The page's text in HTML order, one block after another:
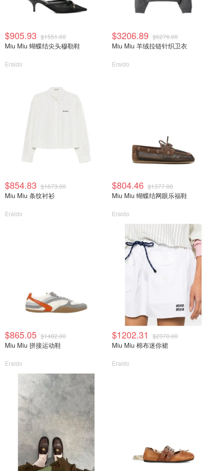
$905.93 $1551.00
Miu Miu 蝴蝶结尖头穆勒鞋
Eraldo
$3206.89 $6276.00
Miu Miu 羊绒拉链针织卫衣
Eraldo
$854.83 $1673.00
Miu Miu 条纹衬衫
Eraldo
$804.46 $1377.00
Miu Miu 蝴蝶结网眼乐福鞋
Eraldo
$865.05 $1482.00
Miu Miu 拼接运动鞋
Eraldo
$1202.31 $2370.00
Miu Miu 棉布迷你裙
Eraldo